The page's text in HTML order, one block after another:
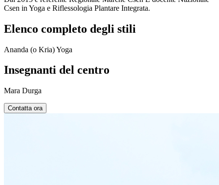
Csen in Yoga e Riflessologia Plantare Integrata.
Elenco completo degli stili
Ananda (o Kria) Yoga
Insegnanti del centro
Mara Durga
Contatta ora